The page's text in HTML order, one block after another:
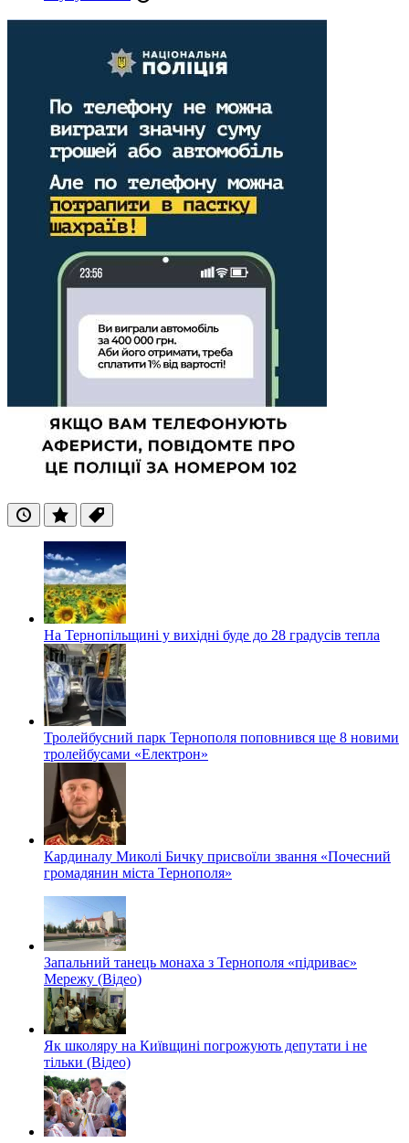
ОстанніПопулярні
Теги
На Тернопільщині у вихідні буде до 28 градусів тепла
Тролейбусний парк Тернополя поповнився ще 8 новими
тролейбусами «Електрон»
Кардиналу Миколі Бичку присвоїли звання «Почесний
громадянин міста Тернополя»
Запальний танець монаха з Тернополя «підриває»
Мережу (Відео)
Як школяру на Київщині погрожують депутати і не
тільки (Відео)